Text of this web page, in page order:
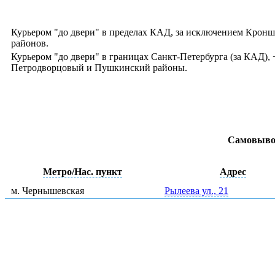
Курьером "до двери" в пределах КАД, за исключением
районов.
Курьером "до двери" в границах Санкт-Петербурга (за
Петродворцовый и Пушкинский районы.
Метро/Нас. пункт
Адрес
м. Чернышевская
Рылеева ул., 21